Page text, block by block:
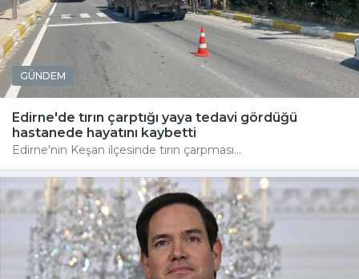
GÜNDEM
Edirne'de tırın çarptığı yaya tedavi gördüğü
hastanede hayatını kaybetti
Edirne'nin Keşan ilçesinde tırın çarpması...